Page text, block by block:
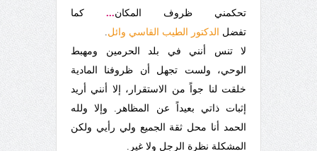
تحكمني ظروف المكان... كما
تفضل
الدكتور الطيب القاسي وائل
لا تنس أنني في بلد الحرمين ومهبط
الوحي، ولست تجهل أن ظروفنا المادية
خلقت لنا جواً من الاستقرار، إلا أنني أريد
إثبات ذاتي بعيداً عن المظاهر. وإلا ولله
الحمد أنا محل ثقة الجميع ولي رأيي ولكن
المشكلة نظرة الرجل ولا غير.